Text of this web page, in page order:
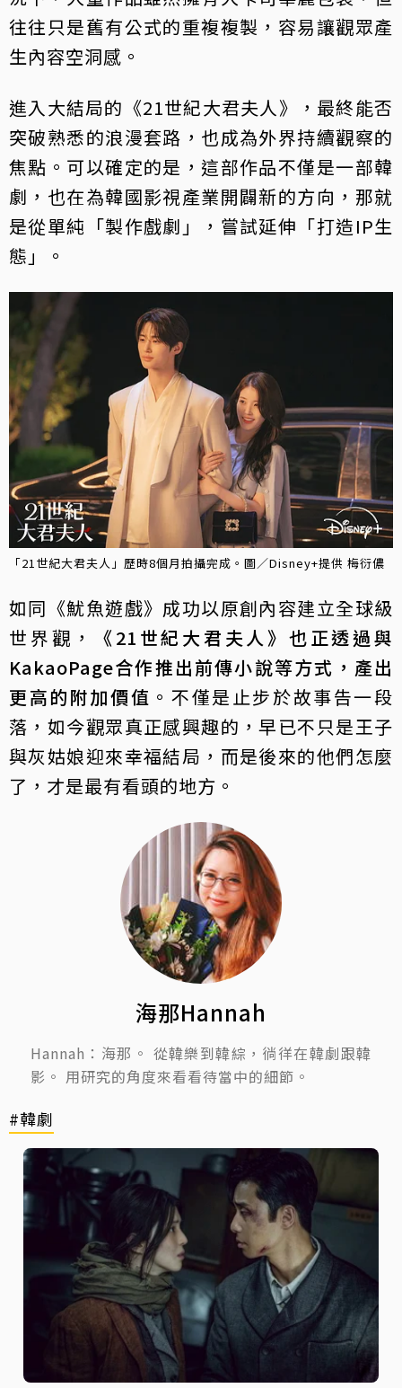
往往只是舊有公式的重複複製，容易讓觀眾產
生內容空洞感。
進入大結局的《21世紀大君夫人》，最終能否
突破熟悉的浪漫套路，也成為外界持續觀察的
焦點。可以確定的是，這部作品不僅是一部韓
劇，也在為韓國影視產業開闢新的方向，那就
是從單純「製作戲劇」，嘗試延伸「打造IP生
態」。
「21世紀大君夫人」歷時8個月拍攝完成。圖／Disney+提供 梅衍儂
如同《魷魚遊戲》成功以原創內容建立全球級
世界觀，
《21世紀大君夫人》也正透過與
KakaoPage合作推出前傳小說等方式，產出
更高的附加價值 。不僅是止步於故事告一段
落，如今觀眾真正感興趣的，早已不只是王子
與灰姑娘迎來幸福結局，而是後來的他們怎麼
了，才是最有看頭的地方。
海那Hannah
Hannah：海那。 從韓樂到韓綜，徜徉在韓劇跟韓
影。 用研究的角度來看看待當中的細節。
#韓劇